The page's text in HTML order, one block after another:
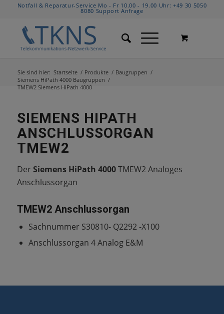
Notfall & Reparatur-Service Mo - Fr 10.00 - 19.00 Uhr:+49 30 5050
8080 Support Anfrage
Sie sind hier: Startseite / Produkte / Baugruppen /
Siemens HiPath 4000 Baugruppen /
TMEW2 Siemens HiPath 4000
SIEMENS HIPATH
ANSCHLUSSORGAN
TMEW2
Der Siemens HiPath 4000TMEW2 Analoges
Anschlussorgan
TMEW2 Anschlussorgan
Sachnummer S30810- Q2292 -X100
Anschlussorgan 4 Analog E&M